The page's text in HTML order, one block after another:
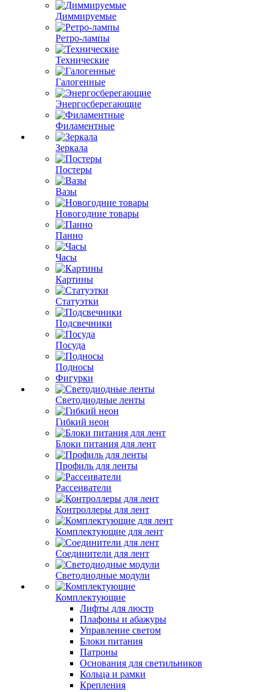
Диммируемые
Ретро-лампы
Технические
Галогенные
Энергосберегающие
Филаментные
Зеркала
Постеры
Вазы
Новогодние товары
Панно
Часы
Картины
Статуэтки
Подсвечники
Посуда
Подносы
Фигурки
Светодиодные ленты
Гибкий неон
Блоки питания для лент
Профиль для ленты
Рассеиватели
Контроллеры для лент
Комплектующие для лент
Соединители для лент
Светодиодные модули
Комплектующие
Лифты для люстр
Плафоны и абажуры
Управление светом
Блоки питания
Патроны
Основания для светильников
Кольца и рамки
Крепления